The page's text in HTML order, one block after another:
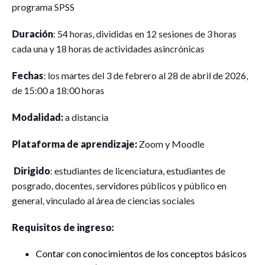
programa SPSS
Duración: 54 horas, divididas en 12 sesiones de 3 horas
cada una y 18 horas de actividades asincrónicas
Fechas: los martes del 3 de febrero al 28 de abril de 2026,
de 15:00 a 18:00 horas
Modalidad:a distancia
Plataforma de aprendizaje: Zoom y Moodle
Dirigido: estudiantes de licenciatura, estudiantes de
posgrado, docentes, servidores públicos y público en
general, vinculado al área de ciencias sociales
Requisitos de ingreso:
Contar con conocimientos de los conceptos básicos